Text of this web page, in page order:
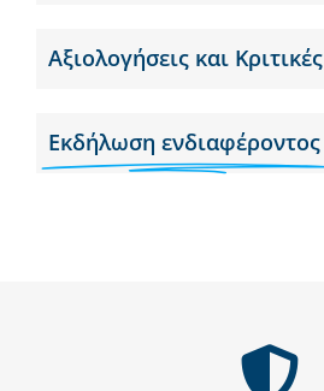
Αξιολογήσεις και Κριτικές
Εκδήλωση ενδιαφέροντος